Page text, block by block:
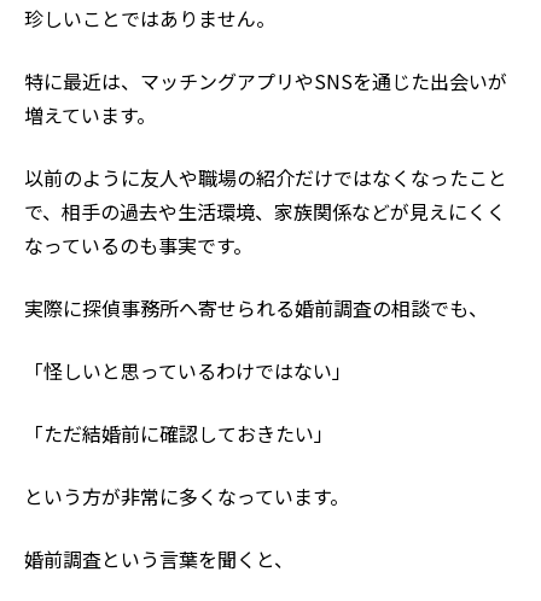
珍しいことではありません。
特に最近は、マッチングアプリやSNSを通じた出会いが
増えています。
以前のように友人や職場の紹介だけではなくなったこと
で、相手の過去や生活環境、家族関係などが見えにくく
なっているのも事実です。
実際に探偵事務所へ寄せられる婚前調査の相談でも、
「怪しいと思っているわけではない」
「ただ結婚前に確認しておきたい」
という方が非常に多くなっています。
婚前調査という言葉を聞くと、